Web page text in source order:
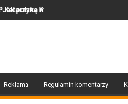
olor.pl podbija serca miłośników
Dobiegły końca prace związane z
Reklama Regulamin komentarzy